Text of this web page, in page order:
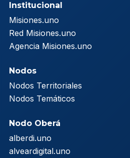
Institucional
Misiones.uno
Red Misiones.uno
Agencia Misiones.uno
Nodos
Nodos Territoriales
Nodos Temáticos
Nodo Oberá
alberdi.uno
alveardigital.uno